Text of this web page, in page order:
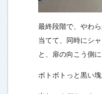
最終段階で、やわ
当てて、同時にシ
と、扉の向こう側に
ボトボトっと黒い塊